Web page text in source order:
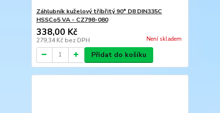
Záhlubník kuželový tříbřitý 90° D8 DIN335C
HSSCo5 VA - CZ798-080
338,00 Kč
279,34 Kč bez DPH Není skladem
Přidat do košíku